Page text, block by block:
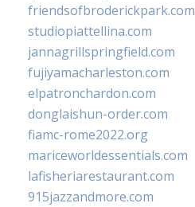
friendsofbroderickpark.com
studiopiattellina.com
jannagrillspringfield.com
fujiyamacharleston.com
elpatronchardon.com
donglaishun-order.com
fiamc-rome2022.org
mariceworldessentials.com
lafisheriarestaurant.com
915jazzandmore.com